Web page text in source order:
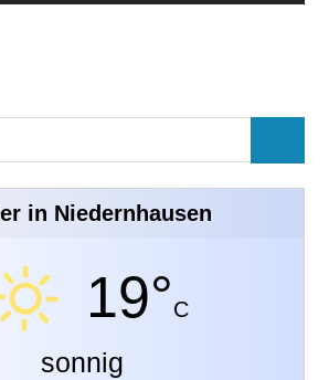
in Niedernhausen
19°C
sonnig